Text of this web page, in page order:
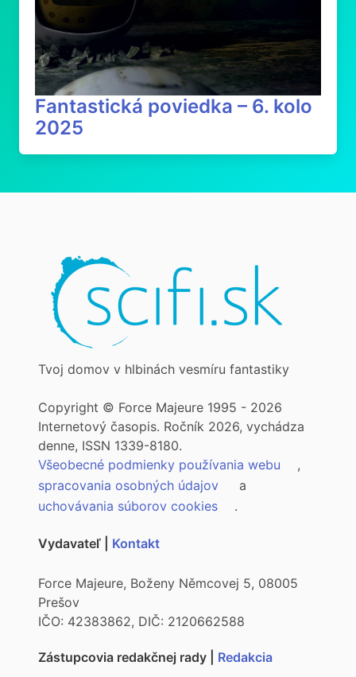
Fantastická poviedka – 6. kolo
2025
Tvoj domov v hlbinách vesmíru fantastiky
Copyright © Force Majeure 1995 - 2026
Internetový časopis. Ročník 2026, vychádza
denne, ISSN 1339-8180.
Všeobecné podmienky používania webu
,
spracovania osobných údajov
a
uchovávania súborov cookies
.
Vydavateľ | Kontakt
Force Majeure, Boženy Němcovej 5, 08005
Prešov
IČO: 42383862, DIČ: 2120662588
Zástupcovia redakčnej rady | Redakcia